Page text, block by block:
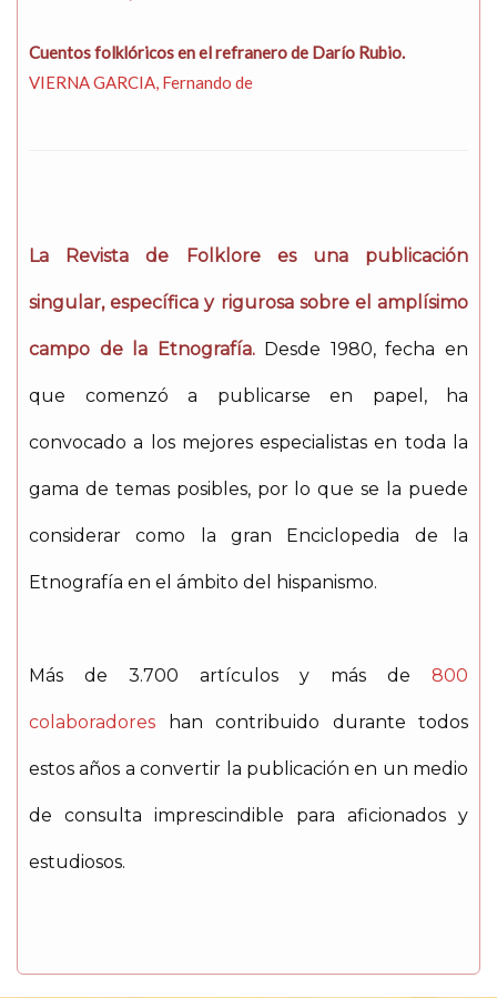
Cuentos folklóricos en el refranero de Darío Rubio.
VIERNA GARCIA, Fernando de
La Revista de Folklore es una publicación
singular, específica y rigurosa sobre el amplísimo
campo de la Etnografía.Desde 1980, fecha en
que comenzó a publicarse en papel, ha
convocado a los mejores especialistas en toda la
gama de temas posibles, por lo que se la puede
considerar como la gran Enciclopedia de la
Etnografía en el ámbito del hispanismo.
Más de 3.700 artículos y más de 800
colaboradores han contribuido durante todos
estos años a convertir la publicación en un medio
de consulta imprescindible para aficionados y
estudiosos.